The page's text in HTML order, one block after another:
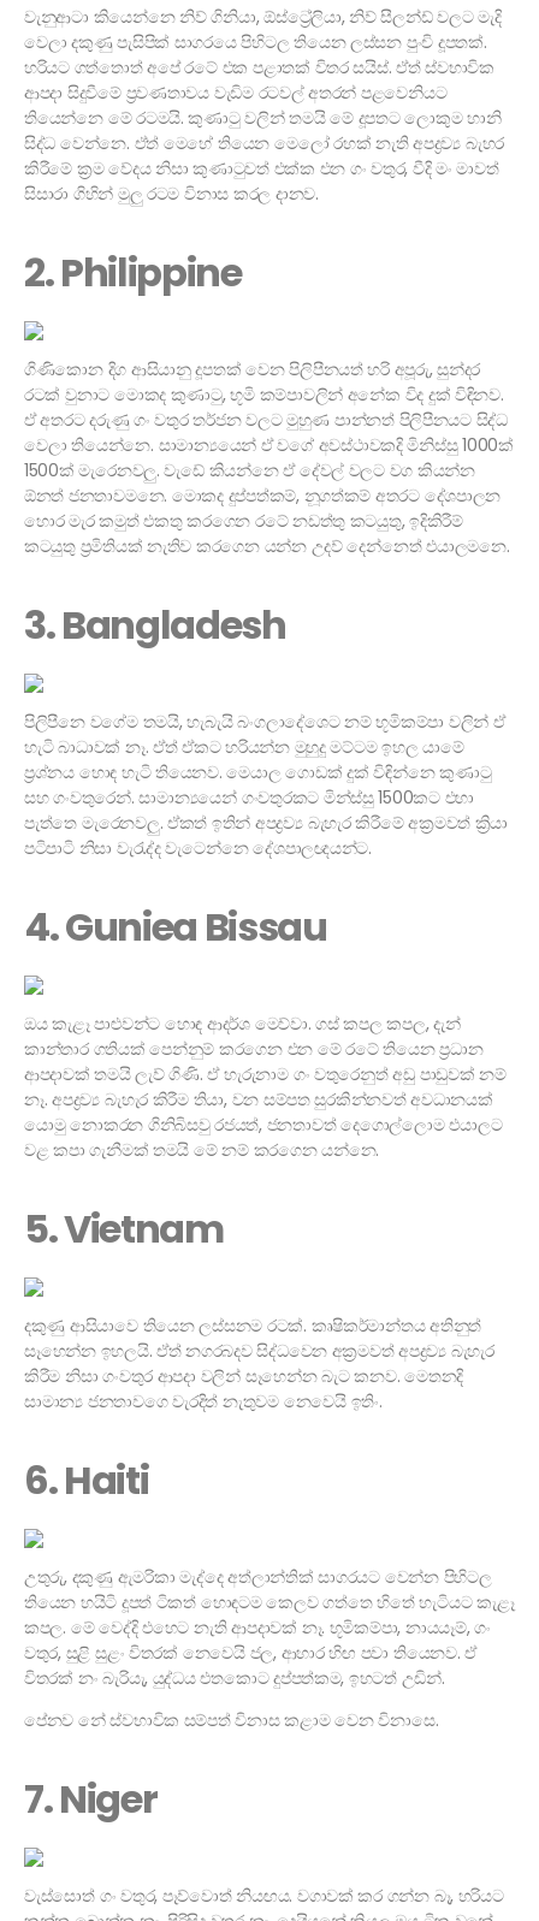
වැනුආටා කියෙන්නෙ නිව් ගිනියා, ඕස්ට්‍රේලියා, නිව් සීලන්ඩ් වලට මැදි
වෙලා දකුණු පැසිපික් සාගරයෙ පිහිටල තියෙන ලස්සන පුංචි දූපතක්.
හරියට ගත්තොත් අපේ රටේ එක පළාතක් විතර සයිස්. ඒත් ස්වභාවික
ආපදා සිදුවීමේ ප්‍රවණතාවය වැඩිම රටවල් අතරන් පළවෙනියට
තියෙන්නෙ මේ රටමයි. කුණාටු වලින් තමයි මේ දූපතට ලොකුම හානි
සිද්ධ වෙන්නෙ. ඒත් මෙහේ තියෙන මෙලෝ රහක් නැති අපද්‍රව්‍ය බැහර
කිරීමේ ක්‍රම වේදය නිසා කුණාටුවත් එක්ක එන ගං වතුර, වීදි මං මාවත්
සිසාරා ගිහින් මුලු රටම විනාස කරල දානව.
2. Philippine
ගිණිකොන දිග ආසියානු දූපතක් වෙන පිලිපීනයත් හරි අපූරු, සුන්දර
රටක් වුනාට මොකද කුණාටු, භූමි කම්පාවලින් අනේක විද දුක් විඳිනව.
ඒ අතරට දරුණු ගං වතුර තර්ජන වලට මුහුණ පාන්නත් පිලිපීනයට සිද්ධ
වෙලා තියෙන්නෙ. සාමාන්‍යයෙන් ඒ වගේ අවස්ථාවකදි මිනිස්සු 1000ක්
1500ක් මැරෙනවලු. වැඩේ කියන්නෙ ඒ දේවල් වලට වග කියන්න
ඕනත් ජනතාවමනෙ. මොකද දුප්පත්කම්, නූගත්කම් අතරට දේශපාලන
හොර මැර කමුත් එකතු කරගෙන රටේ නඩත්තු කටයුතු, ඉදිකිරීම්
කටයුතු ප්‍රමිතියක් නැතිව කරගෙන යන්න උදව් දෙන්නෙත් එයාලමනෙ.
3. Bangladesh
පිලිපීනෙ වගේම තමයි, හැබැයි බංගලාදේශෙට නම් භූමිකම්පා වලින් ඒ
හැටි බාධාවක් නෑ. ඒත් ඒකට හරියන්න මුහුදු මට්ටම ඉහල යාමේ
ප්‍රශ්නය හොඳ හැටි තියෙනව. මෙයාල ගොඩක් දුක් විඳින්නෙ කුණාටු
සහ ගංවතුරෙන්. සාමාන්‍යයෙන් ගංවතුරකට මින්ස්සු 1500කට එහා
පැත්තෙ මැරෙනවලු. ඒකත් ඉතින් අපද්‍රව්‍ය බැහැර කිරීමේ අක්‍රමවත් ක්‍රියා
පටිපාටි නිසා වැරැද්ද වැටෙන්නෙ දේශපාලඥයන්ට.
4. Guniea Bissau
ඔය කැළෑ පාළුවන්ට හොඳ ආදර්ශ මෙව්වා. ගස් කපල කපල, දැන්
කාන්තාර ගතියක් පෙන්නුම් කරගෙන එන මේ රටේ තියෙන ප්‍රධාන
ආපදාවක් තමයි ලැව් ගිණි. ඒ හැරුනාම ගං වතුරෙනුත් අඩු පාඩුවක් නම්
නෑ. අපද්‍රව්‍ය බැහැර කිරීම තියා, වන සම්පත සුරකින්නවත් අවධානයක්
යොමු නොකරන ගිනිබිසවු රජයත්, ජනතාවත් දෙගොල්ලොම එයාලට
වළ කපා ගැනීමක් තමයි මේ නම් කරගෙන යන්නෙ.
5. Vietnam
දකුණු ආසියාවෙ තියෙන ලස්සනම රටක්. කෘෂිකර්මාන්තය අතිනුත්
සෑහෙන්න ඉහලයි. ඒත් නගරබදව සිද්ධවෙන අක්‍රමවත් අපද්‍රව්‍ය බැහැර
කිරීම නිසා ගංවතුර ආපදා වලින් සෑහෙන්න බැට කනව. මෙතනදි
සාමාන්‍ය ජනතාවගෙ වැරදිත් නැතුවම නෙවෙයි ඉතිං.
6. Haiti
උතුරු, දකුණු ඇමරිකා මැද්දෙ අත්ලාන්තික් සාගරයට වෙන්න පිහිටල
තියෙන හයිටි දූපත් ටිකත් හොඳටම කෙලව ගත්තෙ හිතේ හැටියට කැළෑ
කපල. මේ වෙද්දි එහෙට නැති ආපදාවක් නෑ. භූමිකම්පා, නායයෑම්, ගං
වතුර, සුළි සුළං විතරක් නෙවෙයි ජල, ආහාර හිඟ පවා තියෙනව. ඒ
විතරක් නං බැරියැ, යුද්ධය එතකොට දුප්පත්කම, ඉහටත් උඩින්.
පේනව නේ ස්වභාවික සම්පත් විනාස කළාම වෙන විනාසෙ.
7. Niger
වැස්සොත් ගං වතුර, පෑව්වොත් නියඟය. වගාවක් කර ගන්න බෑ, හරියට